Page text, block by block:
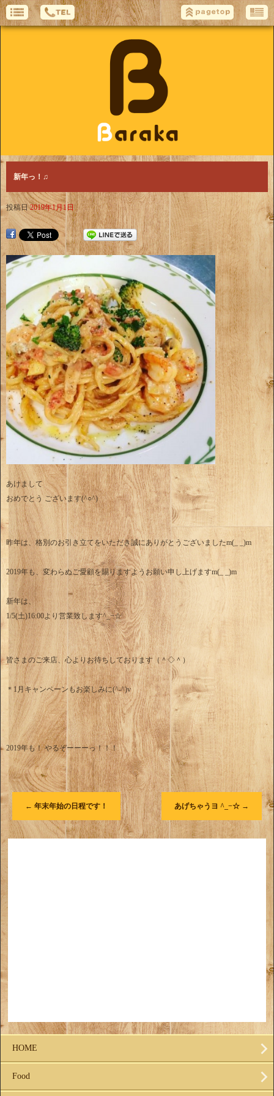
新年っ！♫
投稿日 2019年1月1日
あけまして
おめでとう ございます(^○^)
昨年は、格別のお引き立てをいただき誠にありがとうございましたm(_ _)m
2019年も、変わらぬご愛顧を賜りますようお願い申し上げますm(_ _)m
新年は、
1/5(土)16:00より営業致します^_−☆
皆さまのご来店、心よりお待ちしております（＾◇＾）
＊1月キャンペーンもお楽しみに(^-^)v
2019年も！ やるぞーーーっ！！！
← 年末年始の日程です！ あげちゃうヨ ^_−☆ →
HOME
Food